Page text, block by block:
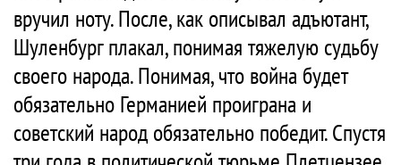
вручил ноту. После, как описывал адъютант,
Шуленбург плакал, понимая тяжелую судьбу
своего народа. Понимая, что война будет
обязательно Германией проиграна и
советский народ обязательно победит. Спустя